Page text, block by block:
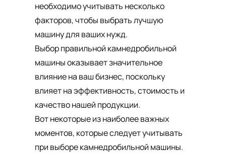
необходимо учитывать несколько
факторов, чтобы выбрать лучшую
машину для ваших нужд.
Выбор правильной камнедробильной
машины оказывает значительное
влияние на ваш бизнес, поскольку
влияет на эффективность, стоимость и
качество нашей продукции.
Вот некоторые из наиболее важных
моментов, которые следует учитывать
при выборе камнедробильной машины.